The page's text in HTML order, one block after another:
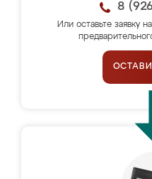
8
Или оставьте заявку